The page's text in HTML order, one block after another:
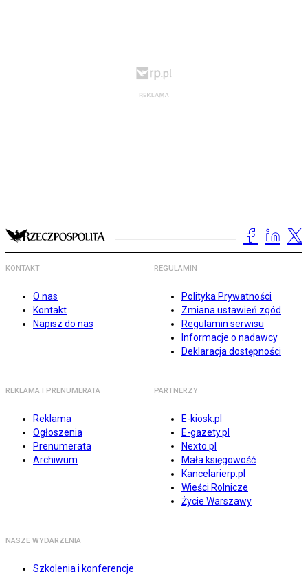
KONTAKT
O nas
Kontakt
Napisz do nas
REGULAMIN
Polityka Prywatności
Zmiana ustawień zgód
Regulamin serwisu
Informacje o nadawcy
Deklaracja dostępności
REKLAMA I PRENUMERATA
Reklama
Ogłoszenia
Prenumerata
Archiwum
PARTNERZY
E-kiosk.pl
E-gazety.pl
Nexto.pl
Mała księgowość
Kancelarierp.pl
Wieści Rolnicze
Życie Warszawy
NASZE WYDARZENIA
Szkolenia i konferencje